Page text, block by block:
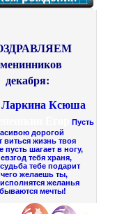
декабря:
Ларкина Ксюша
Пусть
дорогой
виться жизнь твоя
пусть шагает в ногу,
тебя храня,
тебе подарит
желаешь ты,
желанья
мечты!